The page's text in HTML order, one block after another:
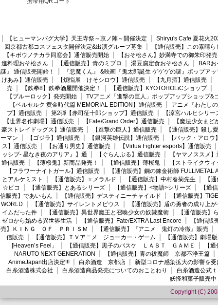
【ヒューマンバグ大学】天王寺祭～京ノ陣～開催決定
Shiryu's Cafe 夏花火
回京都古都コスフェスタ開催決定&出演グループ募集
【通信販売】この素晴
【キボウノチカラ同窓会】通信販売開始
【おそ松さん】妙満寺での御朱印発売
進料理おそ松さん
【通信販売】青のミブロ 湯豆腐定食おそ松さん
BAR
謎』 通信販売開始！
『悪魔くん』 &映画『鬼太郎誕生 ゲゲゲの謎』ポップア
けあみ】通信販売
【煩悩展 けそシロウ】通信販売 【九月酒】通信販売
売
【鉄拳8】鉄拳酒屋開催決定！ 【通信販売】KYOTOHOLiCショップ
【ブルーロック】発売開始
TVアニメ「進撃の巨人」ポップアップショップ&
【ベルセルク 黄金時代篇 MEMORIAL EDITION】通信販売
アニメ『わたし
プ】通信販売
第2弾【赤司征十郎ショップ】通信販売
【涼宮ハルヒシリ
【世界名作劇場】通信販売
【Fate/Grand Order】通信販売
【魔法少女ま
豪ストレイドッグス】通信販売
【進撃の巨人】通信販売
【通信販売】殺し愛
ーマン
【ゴジラ】通信販売 【銀河英雄伝説】通信販売
【バック・アロウ
ス】通信販売
【お通り男史】通信販売
【Virtua Fighter esports】通信販売
ッシブ- 星なき夜のアリア』】通
【ぐらんぶる】通信販売
【ヤマノススメ
通信販売
【薄桜鬼】新商品発売！ 【通信販売】薄桜鬼
【ストライクウ
【フラワーナイトガール】通信販売
【通信販売】鋼の錬金術師 FULLMETAL
とアルケミスト
【通信販売】エメラルド 【通信販売】中村春菊先生
【
☆ピコ
【通信販売】とあるシリーズ 【通信販売】<物語>シリーズ
【通
信販売】であいもん
【通信販売】デスティニーチャイルド
【通信販売】
WORLD
【通信販売】サイレントメビウス
【通信販売】盾の勇者の成り上が
イムだった件
【通信販売】異世界魔王と召喚少女の奴隷魔術
【通信販売】
ゼロから始める異世界生活
【通信販売】Fate/EXTRA Last Encore
【通信
売】ＫＩＮＧ ＯＦ ＰＲＩＳＭ
【通信販売】『アニメ 鬼灯の冷徹』販売
信販売
【通信販売】ＴＶアニメ ジョーカー・ゲーム
【通信販売】劇場
[Heaven’s Feel」
【通信販売】黒子のバスケ ＬＡＳＴ ＧＡＭＥ
【
NARUTO NEXT GENERATION
【通信販売】青の祓魔師 京都不浄王篇
AnimeJapan出店決定!!!
白糸酒造 京都店
新型コロナ感染拡大の影響を
白糸酒造株式会社
白糸酒造商品発売についてのおことわり
白糸酒造公式
妖怪和菓子販売中
Copyright (C)